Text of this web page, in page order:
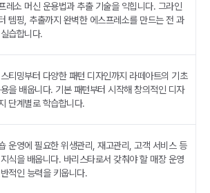
레소 머신 운용법과 추출 기술을 익힙니다. 그라인
템핑, 추출까지 완벽한 에스프레소를 만드는 전 과
습합니다.
티밍부터 다양한 패턴 디자인까지 라떼아트의 기초
을 배웁니다. 기본 패턴부터 시작해 창의적인 디자
단계별로 학습합니다.
운영에 필요한 위생관리, 재고관리, 고객 서비스 등
식을 배웁니다. 바리스타로서 갖춰야 할 매장 운영
적인 능력을 키웁니다.